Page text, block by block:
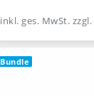
inkl. ges. MwSt. zzgl.
Bundle